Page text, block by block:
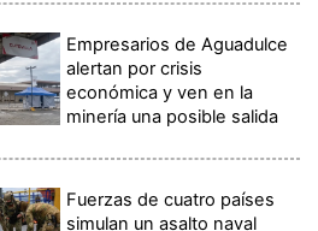
Empresarios de Aguadulce
alertan por crisis
económica y ven en la
minería una posible salida
Fuerzas de cuatro países
simulan un asalto naval